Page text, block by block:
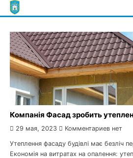
Skip
to
Компанія Фасад зробить
29 мая, 2023 Комментариев нет
Утеплення фасаду будівлі має безліч
Економія на витратах на опалення: